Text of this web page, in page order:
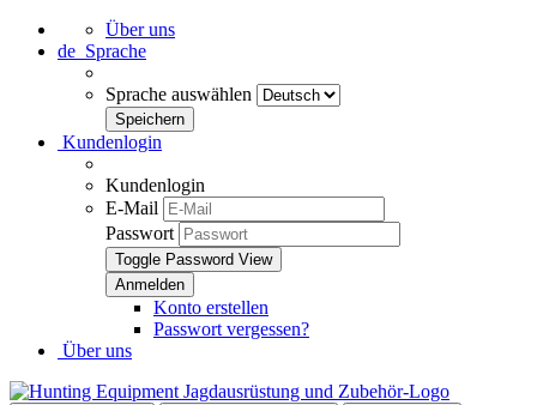
Über uns
de Sprache
Sprache auswählen
Kundenlogin
Kundenlogin
E-Mail
Passwort
Toggle Password View
Konto erstellen
Passwort vergessen?
Über uns